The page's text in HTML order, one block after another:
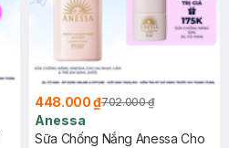
448.000 ₫702.000 ₫
Anessa
Sữa Chống Nắng Anessa Cho